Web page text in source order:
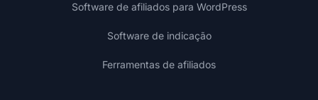
Software de afiliados para WordPress
Software de indicação
Ferramentas de afiliados